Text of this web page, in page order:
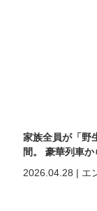
家族全員が「野
間。 豪華列車
2026.04.28 | エ